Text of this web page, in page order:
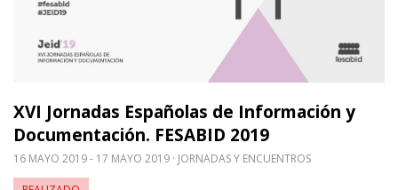
XVI Jornadas Españolas de Información y
Documentación. FESABID 2019
16 MAYO 2019 - 17 MAYO 2019 JORNADAS Y ENCUENTROS